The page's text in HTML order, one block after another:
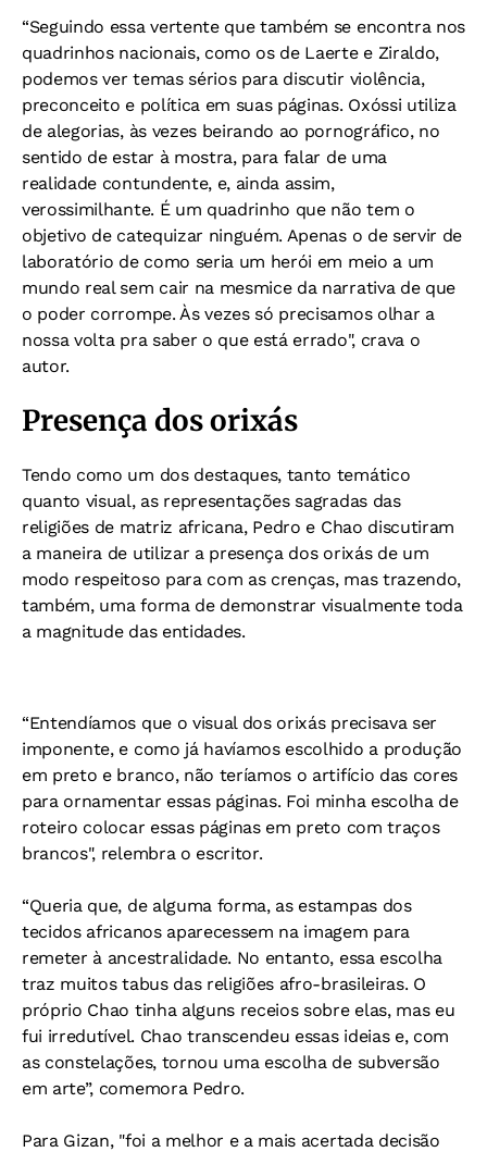
“Seguindo essa vertente que também se encontra nos
quadrinhos nacionais, como os de Laerte e Ziraldo,
podemos ver temas sérios para discutir violência,
preconceito e política em suas páginas. Oxóssi utiliza
de alegorias, às vezes beirando ao pornográfico, no
sentido de estar à mostra, para falar de uma
realidade contundente, e, ainda assim,
verossimilhante. É um quadrinho que não tem o
objetivo de catequizar ninguém. Apenas o de servir de
laboratório de como seria um herói em meio a um
mundo real sem cair na mesmice da narrativa de que
o poder corrompe. Às vezes só precisamos olhar a
nossa volta pra saber o que está errado", crava o
autor.
Presença dos orixás
Tendo como um dos destaques, tanto temático
quanto visual, as representações sagradas das
religiões de matriz africana, Pedro e Chao discutiram
a maneira de utilizar a presença dos orixás de um
modo respeitoso para com as crenças, mas trazendo,
também, uma forma de demonstrar visualmente toda
a magnitude das entidades.
“Entendíamos que o visual dos orixás precisava ser
imponente, e como já havíamos escolhido a produção
em preto e branco, não teríamos o artifício das cores
para ornamentar essas páginas. Foi minha escolha de
roteiro colocar essas páginas em preto com traços
brancos", relembra o escritor.
“Queria que, de alguma forma, as estampas dos
tecidos africanos aparecessem na imagem para
remeter à ancestralidade. No entanto, essa escolha
traz muitos tabus das religiões afro-brasileiras. O
próprio Chao tinha alguns receios sobre elas, mas eu
fui irredutível. Chao transcendeu essas ideias e, com
as constelações, tornou uma escolha de subversão
em arte”, comemora Pedro.
Para Gizan, "foi a melhor e a mais acertada decisão